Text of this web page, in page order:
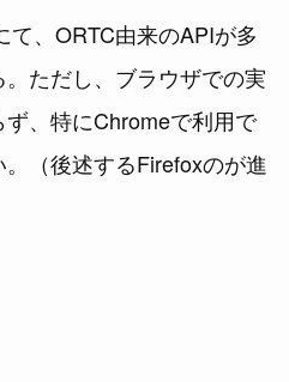
て、ORTC由来のAPIが多
ただし、ブラウザでの実
、特にChromeで利用で
（後述するFirefoxのが進